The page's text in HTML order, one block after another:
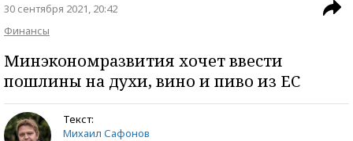
30 сентября 2021, 20:42
Финансы
Минэкономразвития хочет ввести
пошлины на духи, вино и пиво из ЕС
Текст:
Михаил Сафонов